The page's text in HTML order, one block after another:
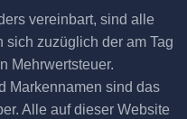
vereinbart, sind alle
sich zuzüglich der am Tag
Mehrwertsteuer.
Markennamen sind das
Alle auf dieser Website